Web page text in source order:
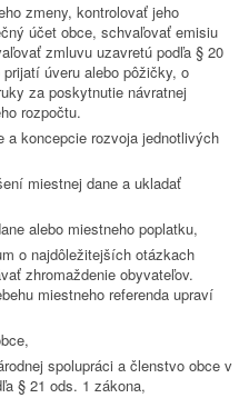
zmeny, kontrolovať jeho
účet obce, schvaľovať emisiu
zmluvu uzavretú podľa § 20
úveru alebo pôžičky, o
za poskytnutie návratnej
rozpočtu.
a koncepcie rozvoja jednotlivých
miestnej dane a ukladať
alebo miestneho poplatku,
o najdôležitejších otázkach
zhromaždenie obyvateľov.
miestneho referenda upraví
spolupráci a členstvo obce v
§ 21 ods. 1 zákona,